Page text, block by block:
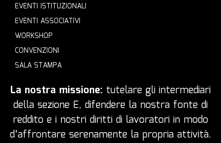
EVENTI ISTITUZIONALI
EVENTI ASSOCIATIVI
WORKSHOP
CONVENZIONI
SALA STAMPA
La nostra missione: tutelare gli intermediari
della sezione E, difendere la nostra fonte di
reddito e i nostri diritti di lavoratori in modo
d’affrontare serenamente la propria attività.